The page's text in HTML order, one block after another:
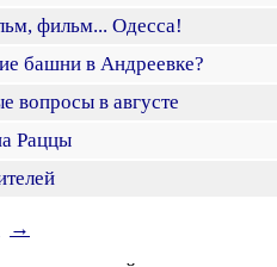
фильм... Одесса!
башни в Андреевке?
вопросы в августе
Раццы
→